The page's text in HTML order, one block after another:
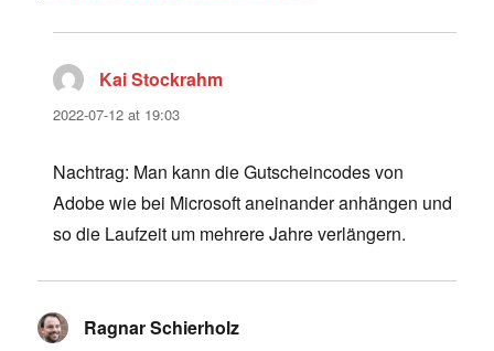
Kai Stockrahm
2022-07-12 at 19:03
Nachtrag: Man kann die Gutscheincodes von
Adobe wie bei Microsoft aneinander anhängen und
so die Laufzeit um mehrere Jahre verlängern.
Ragnar Schierholz